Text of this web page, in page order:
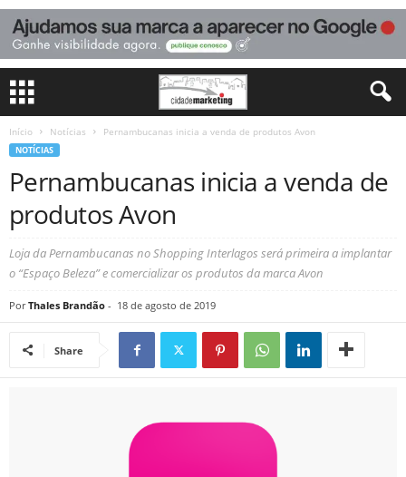
Início Notícias Pernambucanas inicia a venda de produtos Avon
NOTÍCIAS
Pernambucanas inicia a venda de
produtos Avon
Loja da Pernambucanas no Shopping Interlagos será primeira a implantar
o “Espaço Beleza” e comercializar os produtos da marca Avon
Por Thales Brandão - 18 de agosto de 2019
Share